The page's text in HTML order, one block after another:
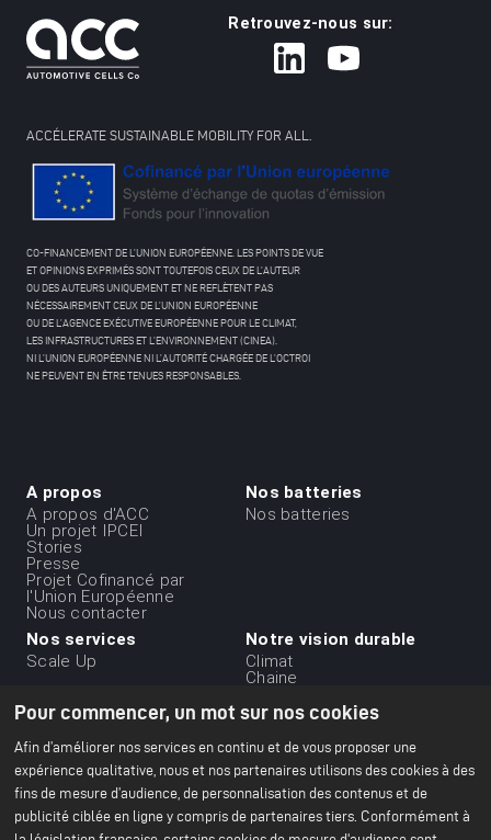
Pour commencer, un mot sur nos cookies
Afin d’améliorer nos services en continu et de vous proposer une
expérience qualitative, nous et nos partenaires utilisons des cookies à des
fins de mesure d’audience, de personnalisation des contenus et de
publicité ciblée en ligne y compris de partenaires tiers. Conformément à
Retrouvez-nous sur:
ACCÉLERATE SUSTAINABLE MOBILITY FOR ALL.
CO-FINANCEMENT DE L’UNION EUROPÉENNE. LES POINTS DE VUE
ET OPINIONS EXPRIMÉS SONT TOUTEFOIS CEUX DE L’AUTEUR
OU DES AUTEURS UNIQUEMENT ET NE REFLÈTENT PAS
NÉCESSAIREMENT CEUX DE L’UNION EUROPÉENNE
OU DE L’AGENCE EXÉCUTIVE EUROPÉENNE POUR LE CLIMAT,
LES INFRASTRUCTURES ET L’ENVIRONNEMENT (CINEA).
NI L’UNION EUROPÉENNE NI L’AUTORITÉ CHARGÉE DE L’OCTROI
NE PEUVENT EN ÊTRE TENUES RESPONSABLES.
Menu
du
footer
-
1ere
ligne
A propos
A propos d'ACC
Un projet IPCEI
Stories
Presse
Projet Cofinancé par
l'Union Européenne
Nous contacter
Nos batteries
Nos batteries
Nos services
Scale Up
Notre vision durable
Climat
Chaine
durable
des affaires
Environnement
Notre rapport RSE 2024
Nos établissements
Ressources